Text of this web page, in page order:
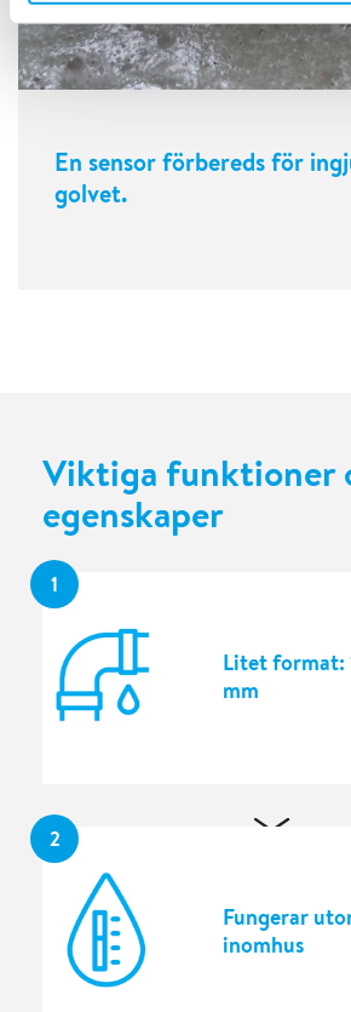
En sensor förbereds för
golvet.
Viktiga funktioner
egenskaper
1
Litet format:
mm
2
Fungerar
inomhus